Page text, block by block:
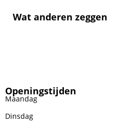
Wat anderen zeggen
Openingstijden
Maandag
Dinsdag